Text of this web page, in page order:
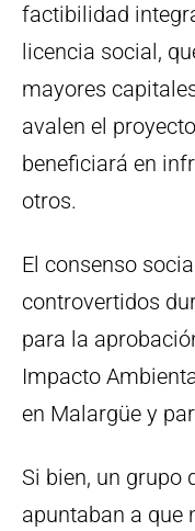
factibilidad
licencia social,
mayores
avalen el
beneficiará en
otros.
El consenso
controvertidos
para la
Impacto
en Malargüe y
Si bien, un grupo
apuntaban a que